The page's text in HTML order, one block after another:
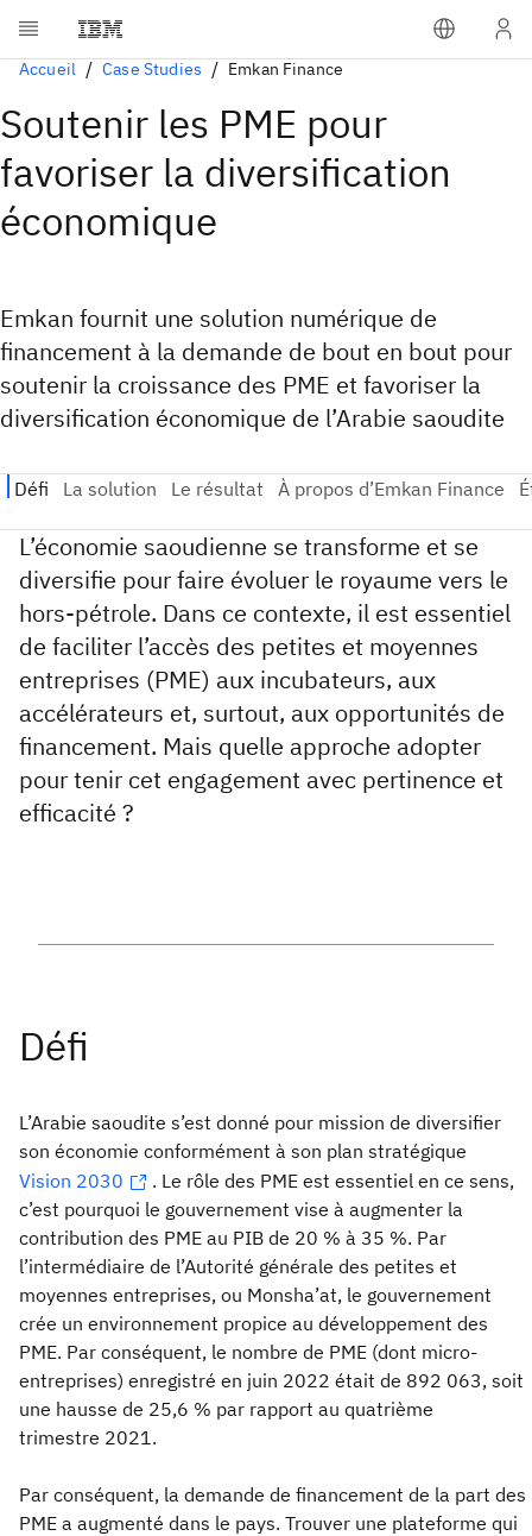
Accueil Case Studies Emkan Finance
Soutenir les PME pour
favoriser la diversification
économique
Emkan fournit une solution numérique de
financement à la demande de bout en bout pour
soutenir la croissance des PME et favoriser la
diversification économique de l’Arabie saoudite
L’économie saoudienne se transforme et se
diversifie pour faire évoluer le royaume vers le
hors-pétrole. Dans ce contexte, il est essentiel
de faciliter l’accès des petites et moyennes
entreprises (PME) aux incubateurs, aux
accélérateurs et, surtout, aux opportunités de
financement. Mais quelle approche adopter
pour tenir cet engagement avec pertinence et
efficacité ?
L’Arabie saoudite s’est donné pour mission de diversifier
son économie conformément à son plan stratégique
Vision 2030
. Le rôle des PME est essentiel en ce sens,
c’est pourquoi le gouvernement vise à augmenter la
contribution des PME au PIB de 20 % à 35 %. Par
l’intermédiaire de l’Autorité générale des petites et
moyennes entreprises, ou Monsha’at, le gouvernement
crée un environnement propice au développement des
PME. Par conséquent, le nombre de PME (dont micro-
entreprises) enregistré en juin 2022 était de 892 063, soit
une hausse de 25,6 % par rapport au quatrième
trimestre 2021.
Par conséquent, la demande de financement de la part des
PME a augmenté dans le pays. Trouver une plateforme qui